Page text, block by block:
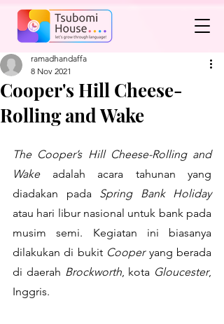
Cooper's Hill Cheese-
Rolling and Wake
ramadhandaffa
8 Nov 2021
The Cooper’s Hill Cheese-Rolling and
Wake adalah acara tahunan yang
diadakan pada
Spring Bank Holiday
atau hari libur nasional untuk bank pada
musim semi. Kegiatan ini biasanya
dilakukan di bukit Cooper yang berada
di daerah Brockworth, kota Gloucester,
Inggris.